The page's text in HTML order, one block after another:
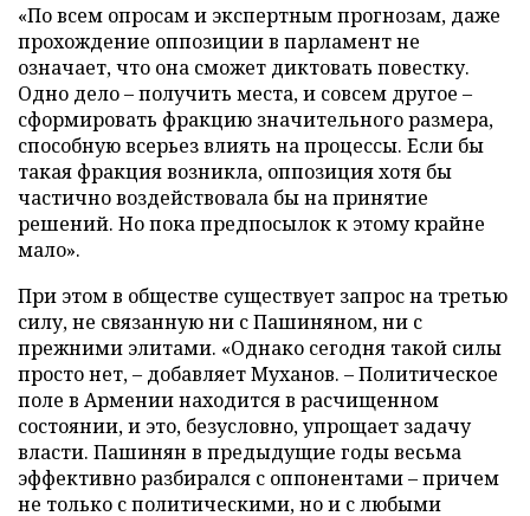
«По всем опросам и экспертным прогнозам, даже
прохождение оппозиции в парламент не
означает, что она сможет диктовать повестку.
Одно дело – получить места, и совсем другое –
сформировать фракцию значительного размера,
способную всерьез влиять на процессы. Если бы
такая фракция возникла, оппозиция хотя бы
частично воздействовала бы на принятие
решений. Но пока предпосылок к этому крайне
мало».
При этом в обществе существует запрос на третью
силу, не связанную ни с Пашиняном, ни с
прежними элитами. «Однако сегодня такой силы
просто нет, – добавляет Муханов. – Политическое
поле в Армении находится в расчищенном
состоянии, и это, безусловно, упрощает задачу
власти. Пашинян в предыдущие годы весьма
эффективно разбирался с оппонентами – причем
не только с политическими, но и с любыми